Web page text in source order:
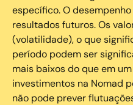
específico. O
resultados futuros. Os
(volatilidade), o que
período podem ser
mais baixos do que em
investimentos na Nomad
não pode prever